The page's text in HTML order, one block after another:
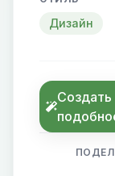
Дизайн
Создать